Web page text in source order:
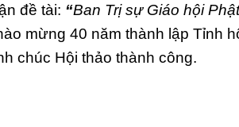
đề tài: “Ban Trịsự Giáo hội Phật
mừng 40 năm thành lập Tỉnh
chúc Hội thảo thành công.